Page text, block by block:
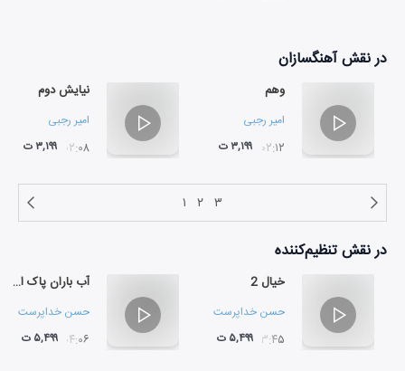
در نقشآهنگسازان
وهم
امیر رجبی
۰۲:۱۲ ۳,۱۹۹ ت
نیایش دوم
امیر رجبی
۰۲:۰۸ ۳,۱۹۹ ت
۱ ۲ ۳
در نقشتنظیم‌کننده
خیال 2
حسن خداپرست
۰۳:۴۵ ۵,۴۹۹ ت
آب باران پاک است
حسن خداپرست
۰۴:۰۶ ۵,۴۹۹ ت